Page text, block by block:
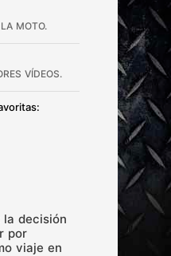
MOTO.
VÍDEOS.
decisión
por
viaje en